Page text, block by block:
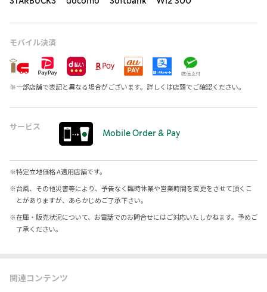
モバイル決済
※一部店舗で表記と異なる場合がございます。詳しくは店頭でご確認ください。
サービス
Mobile Order & Pay
※特定立地価格 A適用店舗です。
※台風、その他災害等により、予告なく臨時休業や営業時間を変更をさせて頂くこ
とがありますが、あらかじめご了承下さい。
※在庫・販売状況について、お電話でのお問合せにはご対応いたしかねます。予めご
了承ください。
関連コンテンツ